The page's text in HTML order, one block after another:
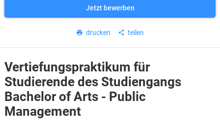
Jetzt bewerben
drucken teilen
Vertiefungspraktikum für
Studierende des Studiengangs
Bachelor of Arts - Public
Management